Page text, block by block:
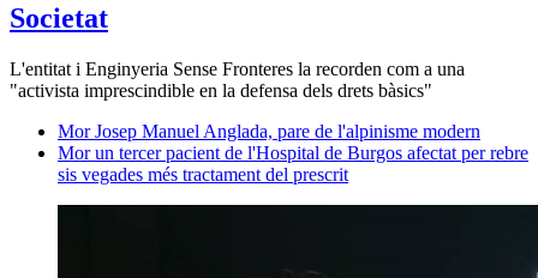
Societat
L'entitat i Enginyeria Sense Fronteres la recorden com a una
"activista imprescindible en la defensa dels drets bàsics"
Mor Josep Manuel Anglada, pare de l'alpinisme modern
Mor un tercer pacient de l'Hospital de Burgos afectat per rebre
sis vegades més tractament del prescrit